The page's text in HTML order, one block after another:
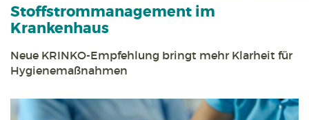
Stoff­strom­management im
Krankenhaus
Neue KRINKO-Empfehlung bringt mehr Klarheit für
Hygienemaßnahmen